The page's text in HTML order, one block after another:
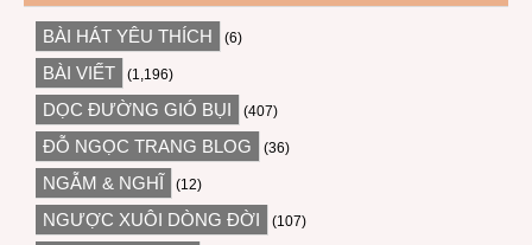
BÀI HÁT YÊU THÍCH (6)
BÀI VIẾT (1,196)
DỌC ĐƯỜNG GIÓ BỤI (407)
ĐỖ NGỌC TRANG BLOG (36)
NGẪM & NGHĨ (12)
NGƯỢC XUÔI DÒNG ĐỜI (107)